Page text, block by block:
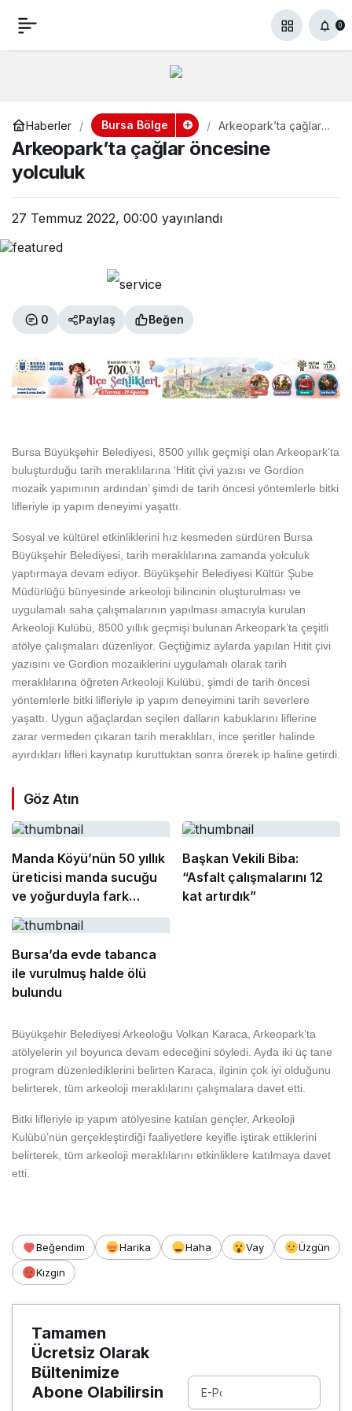
0
Haberler Bursa Bölge
Arkeopark’ta çağlar
öncesine yolculuk
Arkeopark’ta çağlar öncesine
yolculuk
27 Temmuz 2022, 00:00 yayınlandı
0 Paylaş Beğen
Bursa Büyükşehir Belediyesi, 8500 yıllık geçmişi olan Arkeopark’ta
buluşturduğu tarih meraklılarına ‘Hitit çivi yazısı ve Gordion
mozaik yapımının ardından’ şimdi de tarih öncesi yöntemlerle bitki
lifleriyle ip yapım deneyimi yaşattı.
Sosyal ve kültürel etkinliklerini hız kesmeden sürdüren Bursa
Büyükşehir Belediyesi, tarih meraklılarına zamanda yolculuk
yaptırmaya devam ediyor. Büyükşehir Belediyesi Kültür Şube
Müdürlüğü bünyesinde arkeoloji bilincinin oluşturulması ve
uygulamalı saha çalışmalarının yapılması amacıyla kurulan
Arkeoloji Kulübü, 8500 yıllık geçmişi bulunan Arkeopark’ta çeşitli
atölye çalışmaları düzenliyor. Geçtiğimiz aylarda yapılan Hitit çivi
yazısını ve Gordion mozaiklerini uygulamalı olarak tarih
meraklılarına öğreten Arkeoloji Kulübü, şimdi de tarih öncesi
yöntemlerle bitki lifleriyle ip yapım deneyimini tarih severlere
yaşattı. Uygun ağaçlardan seçilen dalların kabuklarını liflerine
zarar vermeden çıkaran tarih meraklıları, ince şeritler halinde
ayırdıkları lifleri kaynatıp kuruttuktan sonra örerek ip haline getirdi.
Göz Atın
Manda Köyü’nün 50 yıllık
üreticisi manda sucuğu
ve yoğurduyla fark
oluşturdu
Başkan Vekili Biba:
“Asfalt çalışmalarını 12
kat artırdık”
Bursa’da evde tabanca
ile vurulmuş halde ölü
bulundu
Büyükşehir Belediyesi Arkeoloğu Volkan Karaca, Arkeopark’ta
atölyelerin yıl boyunca devam edeceğini söyledi. Ayda iki üç tane
program düzenlediklerini belirten Karaca, ilginin çok iyi olduğunu
belirterek, tüm arkeoloji meraklılarını çalışmalara davet etti.
Bitki lifleriyle ip yapım atölyesine katılan gençler, Arkeoloji
Kulübü’nün gerçekleştirdiği faaliyetlere keyifle iştirak ettiklerini
belirterek, tüm arkeoloji meraklılarını etkinliklere katılmaya davet
etti.
Beğendim Harika Haha Vay
Üzgün
Kızgın
Arkeopark’ta çağlar 0 Paylaş
Tamamen
Ücretsiz Olarak
Bültenimize
Abone Olabilirsin